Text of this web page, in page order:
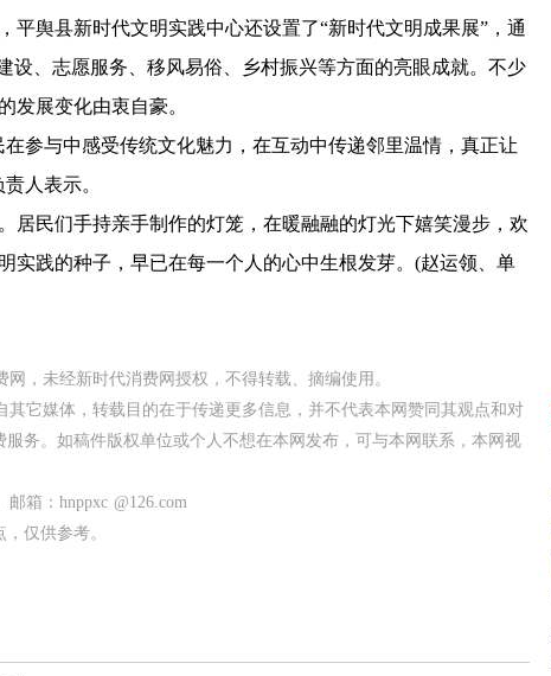
舆县新时代文明实践中心还设置了“新时代文明成果展”，通
设、志愿服务、移风易俗、乡村振兴等方面的亮眼成就。不少
发展变化由衷自豪。
与中感受传统文化魅力，在互动中传递邻里温情，真正让
人表示。
民们手持亲手制作的灯笼，在暖融融的灯光下嬉笑漫步，欢
实践的种子，早已在每一个人的心中生根发芽。(赵运领、单
，未经新时代消费网授权，不得转载、摘编使用。
它媒体，转载目的在于传递更多信息，并不代表本网赞同其观点和对
务。如稿件版权单位或个人不想在本网发布，可与本网联系，本网视
箱：hnppxc @126.com
仅供参考。